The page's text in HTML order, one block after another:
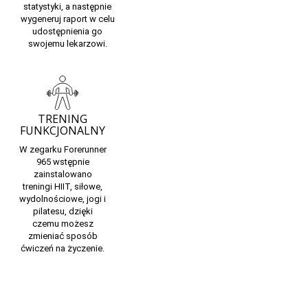
statystyki, a następnie
wygeneruj raport w celu
udostępnienia go
swojemu lekarzowi.
TRENING
FUNKCJONALNY
W zegarku Forerunner
965 wstępnie
zainstalowano
treningi HIIT, siłowe,
wydolnościowe, jogi i
pilatesu, dzięki
czemu możesz
zmieniać sposób
ćwiczeń na życzenie.